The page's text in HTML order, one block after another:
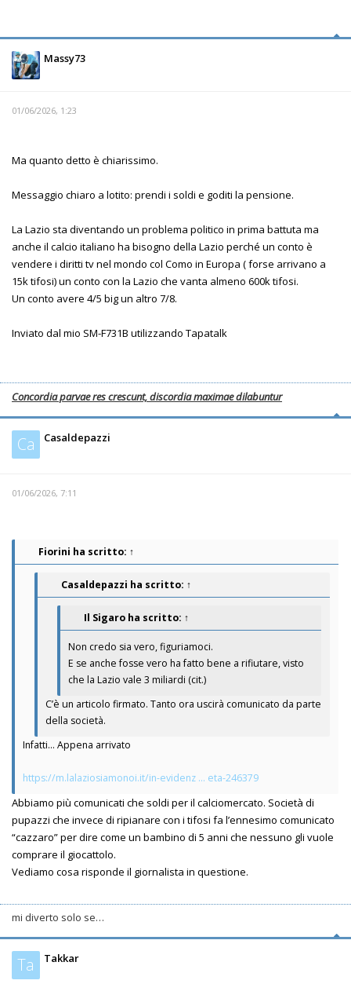
Massy73
01/06/2026, 1:23
Ma quanto detto è chiarissimo.
Messaggio chiaro a lotito: prendi i soldi e goditi la pensione.
La Lazio sta diventando un problema politico in prima battuta ma
anche il calcio italiano ha bisogno della Lazio perché un conto è
vendere i diritti tv nel mondo col Como in Europa ( forse arrivano a
15k tifosi) un conto con la Lazio che vanta almeno 600k tifosi.
Un conto avere 4/5 big un altro 7/8.
Inviato dal mio SM-F731B utilizzando Tapatalk
Concordia parvae res crescunt, discordia maximae dilabuntur
Ca Casaldepazzi
01/06/2026, 7:11
Fiorini ha scritto: ↑
Casaldepazzi ha scritto: ↑
Il Sigaro ha scritto: ↑
Non credo sia vero, figuriamoci.
E se anche fosse vero ha fatto bene a rifiutare, visto
che la Lazio vale 3 miliardi (cit.)
C’è un articolo firmato. Tanto ora uscirà comunicato da parte
della società.
Infatti... Appena arrivato
https://m.lalaziosiamonoi.it/in-evidenz ... eta-246379
Abbiamo più comunicati che soldi per il calciomercato. Società di
pupazzi che invece di ripianare con i tifosi fa l’ennesimo comunicato
“cazzaro” per dire come un bambino di 5 anni che nessuno gli vuole
comprare il giocattolo.
Vediamo cosa risponde il giornalista in questione.
mi diverto solo se…
Ta Takkar